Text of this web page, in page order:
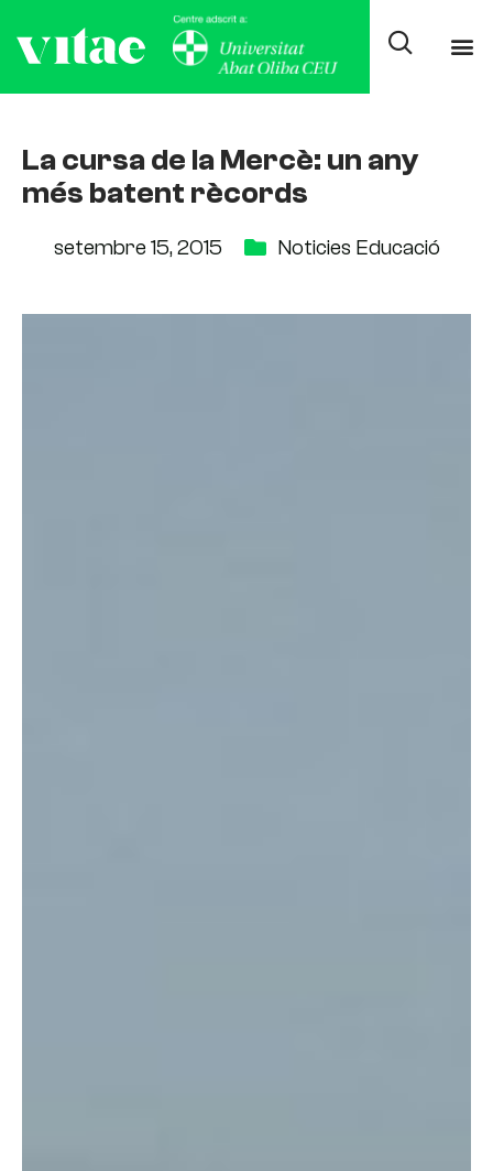
La cursa de la Mercè: un any
més batent rècords
setembre 15, 2015 Noticies Educació